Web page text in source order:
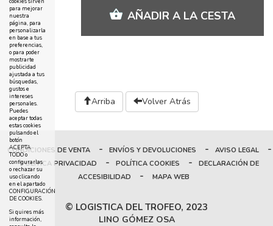
AÑADIR A LA CESTA
Arriba Volver Atrás
CONDICIONES DE VENTA - ENVÍOS Y DEVOLUCIONES - AVISO LEGAL -
POLÍTICA PRIVACIDAD - POLÍTICA COOKIES -
DECLARACIÓN DE
ACCESIBILIDAD
- MAPA WEB
© LOGISTICA DEL TROFEO, 2023
LINO GÓMEZ OSA
para mejorar
nuestra
página, para
personalizarla
en base a tus
preferencias,
o para poder
mostrarte
publicidad
ajustada a tus
búsquedas,
gustos e
intereses
personales.
Puedes
aceptar todas
estas cookies
pulsando el
botón
ACEPTA
TODO o
configurarlas
o rechazar su
uso clicando
en el apartado
CONFIGURACIÓN
DE COOKIES.
Si quires más
información,